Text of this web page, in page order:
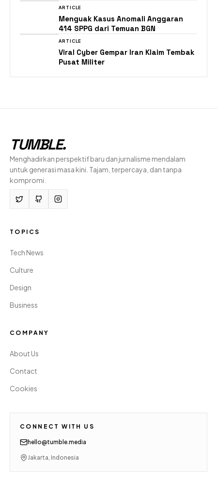
ARTICLE
Menguak Kasus Anomali Anggaran
414 SPPG dari Temuan BGN
ARTICLE
Viral Cyber Gempar Iran Klaim Tembak
Pusat Militer
TUMBLE.
Menghadirkan perspektif baru dan jurnalisme mendalam
untuk generasi masa kini. Tajam, terpercaya, dan tanpa
kompromi.
TOPICS
Tech News
Culture
Design
Business
COMPANY
About Us
Contact
Cookies
CONNECT WITH US
hello@tumble.media
Jakarta, Indonesia